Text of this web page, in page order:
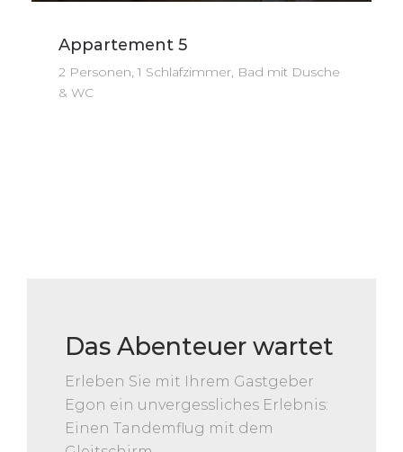
Appartement 5
2 Personen, 1 Schlafzimmer, Bad mit Dusche
& WC
Das Abenteuer wartet
Erleben Sie mit Ihrem Gastgeber
Egon ein unvergessliches Erlebnis:
Einen Tandemflug mit dem